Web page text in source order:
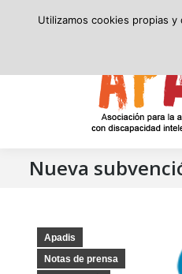
Nueva
Apadis
Notas de prensa
Utilizamos cookies propias